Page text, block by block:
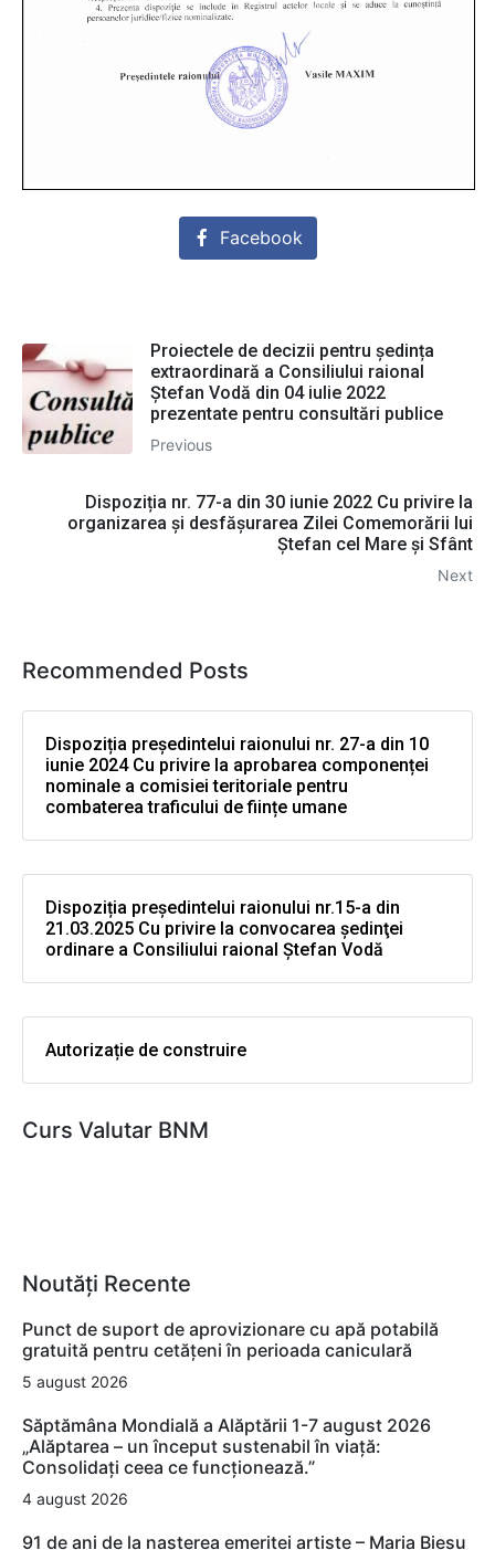
Facebook
Proiectele de decizii pentru ședința
extraordinară a Consiliului raional
Ștefan Vodă din 04 iulie 2022
prezentate pentru consultări publice
Previous
Dispoziția nr. 77-a din 30 iunie 2022 Сu privire la
organizarea şi desfășurarea Zilei Comemorării lui
Ștefan cel Mare și Sfânt
Next
Recommended Posts
Dispoziția președintelui raionului nr. 27-a din 10
iunie 2024 Cu privire la aprobarea componenței
nominale a comisiei teritoriale pentru
combaterea traficului de ființe umane
Dispoziția președintelui raionului nr.15-a din
21.03.2025 Cu privire la convocarea şedinţei
ordinare a Consiliului raional Ştefan Vodă
Autorizație de construire
Curs Valutar BNM
Noutăți Recente
Punct de suport de aprovizionare cu apă potabilă
gratuită pentru cetățeni în perioada caniculară
5 august 2026
Săptămâna Mondială a Alăptării 1-7 august 2026
„Alăptarea – un început sustenabil în viață:
Consolidați ceea ce funcționează.”
4 august 2026
91 de ani de la nașterea emeritei artiste – Maria Bieșu